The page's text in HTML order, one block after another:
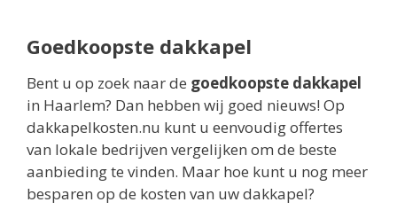
Goedkoopste dakkapel
Bent u op zoek naar de goedkoopste dakkapel
in Haarlem? Dan hebben wij goed nieuws! Op
dakkapelkosten.nu kunt u eenvoudig offertes
van lokale bedrijven vergelijken om de beste
aanbieding te vinden. Maar hoe kunt u nog meer
besparen op de kosten van uw dakkapel?